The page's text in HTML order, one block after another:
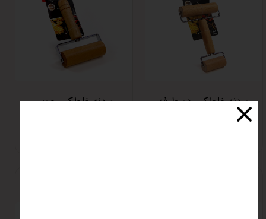
وردنه غلطکی دو طرفه
وردنه غلطکی چوبی